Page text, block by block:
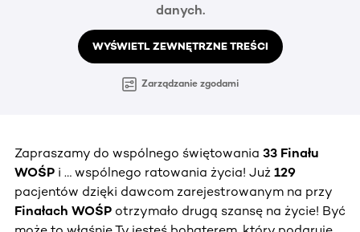
danych.
WYŚWIETL ZEWNĘTRZNE TREŚCI
Zarządzanie zgodami
Zapraszamy do wspólnego świętowania 33 Finału
WOŚP i … wspólnego ratowania życia! Już 129
pacjentów dzięki dawcom zarejestrowanym na przy
Finałach WOŚP otrzymało drugą szansę na życie! Być